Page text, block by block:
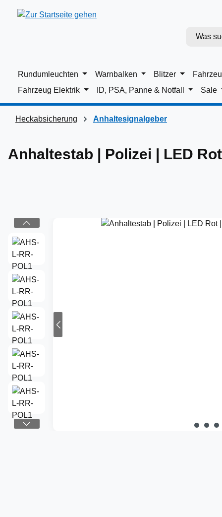
Hauptinhalt springen
Zur Suche springen
Zur Hauptnavigation springen
Rundumleuchten Warnbalken Blitzer
Fahrzeug Elektrik
ID, PSA, Panne & Notfall Sale
Heckabsicherung Anhaltesignalgeber
Anhaltestab | Polizei | LED
Bildergalerie überspringen